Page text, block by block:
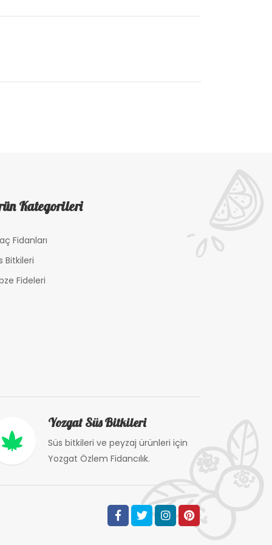
Kategorileri
Fidanları
Bitkileri
Fideleri
Yozgat Süs Bitkileri
Süs bitkileri ve peyzaj ürünleri için
Yozgat Özlem Fidancılık.